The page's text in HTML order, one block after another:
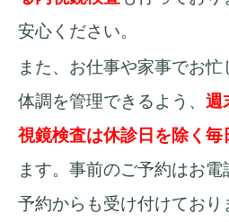
安心ください。
また、お仕事や家事でお忙
体調を管理できるよう、 週
視鏡検査は休診日を除く毎
ます。事前のご予約はお電
予約からも受け付けており